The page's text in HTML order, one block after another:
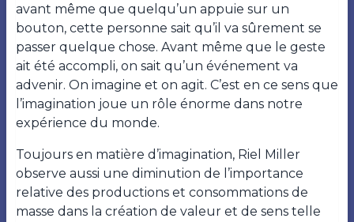
avant même que quelqu’un appuie sur un
bouton, cette personne sait qu’il va sûrement se
passer quelque chose. Avant même que le geste
ait été accompli, on sait qu’un événement va
advenir. On imagine et on agit. C’est en ce sens que
l’imagination joue un rôle énorme dans notre
expérience du monde.
Toujours en matière d’imagination, Riel Miller
observe aussi une diminution de l’importance
relative des productions et consommations de
masse dans la création de valeur et de sens telle